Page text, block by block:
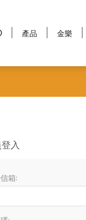
產品 金樂
入
箱: